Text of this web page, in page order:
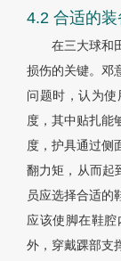
4.2 合适的
在三大球和
损伤的关键。邓
问题时，认为
度，其中贴扎能
度，护具通过侧
翻力矩，从而起
员应选择合适的
应该使脚在鞋
外，穿戴踝部支